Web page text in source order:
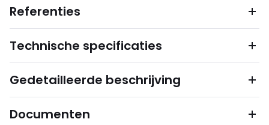
Referenties
Technische specificaties
Gedetailleerde beschrijving
Documenten